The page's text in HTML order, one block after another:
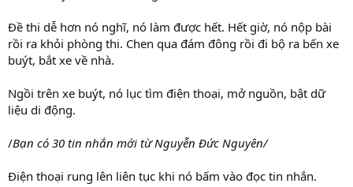
Đề thi dễ hơn nó nghĩ, nó làm được hết. Hết giờ, nó nộp bài
rồi ra khỏi phòng thi. Chen qua đám đông rồi đi bộ ra bến xe
buýt, bắt xe về nhà.
Ngồi trên xe buýt, nó lục tìm điện thoại, mở nguồn, bật dữ
liệu di động.
/Bạn có 30 tin nhắn mới từ Nguyễn Đức Nguyên/
Điện thoại rung lên liên tục khi nó bấm vào đọc tin nhắn.